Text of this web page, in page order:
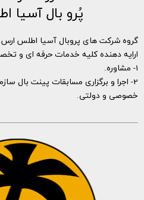
پُرو بال آسیا
گروه شرکت های پروبال آسیا اطلس ارس
ارایه دهنده کلیه خدمات حرفه ای و
1- مشاوره.
2- اجرا و برگزاری مسابقات پینت بال
خصوصی و دولتی.